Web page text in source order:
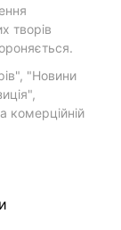
творів
"Новини
комерційній